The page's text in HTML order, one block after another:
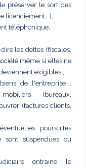
préserver le sort des
licenciement...),
téléphonique,
les dettes (fiscales,
même si elles ne
exigibles ;
de l'entreprise :
(bureaux,
(factures clients,
poursuites
suspendues ou
entraine le